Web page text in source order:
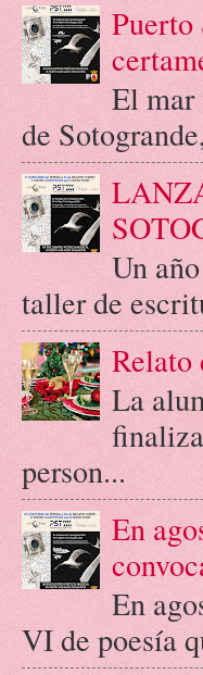
Puerto
El mar
de
Un
taller de
Relato
La
person...
En
En
VI de poesía